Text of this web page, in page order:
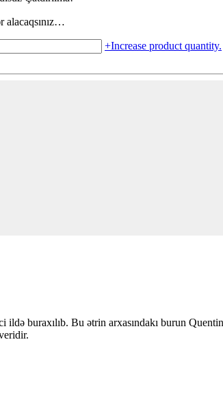
alacaqsınız…
+Increase product quantity.
ildə buraxılıb. Bu ətrin arxasındakı burun